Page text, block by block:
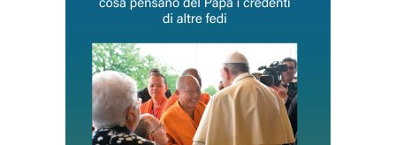
AGGIUNGI AL CARRELLO